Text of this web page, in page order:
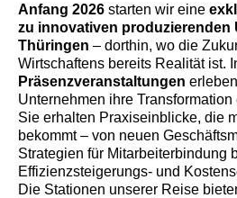
Anfang 2026 starten wir eine
zu innovativen produzierenden
Thüringen – dorthin, wo die
Wirtschaftens bereits Realität ist.
Präsenzveranstaltungen
Unternehmen ihre
Sie erhalten Praxiseinblicke, die
bekommt – von neuen
Strategien für Mitarbeiterbindung
Effizienzsteigerungs- und
Die Stationen unserer Reise